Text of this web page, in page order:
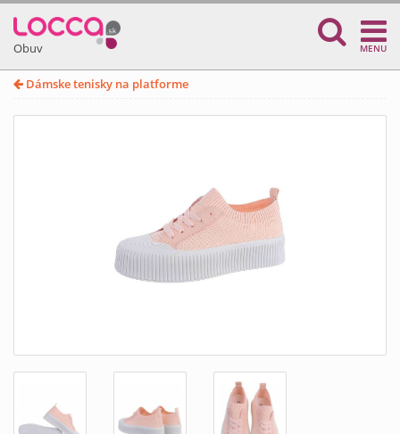
Obuv MENU
Dámske tenisky na platforme